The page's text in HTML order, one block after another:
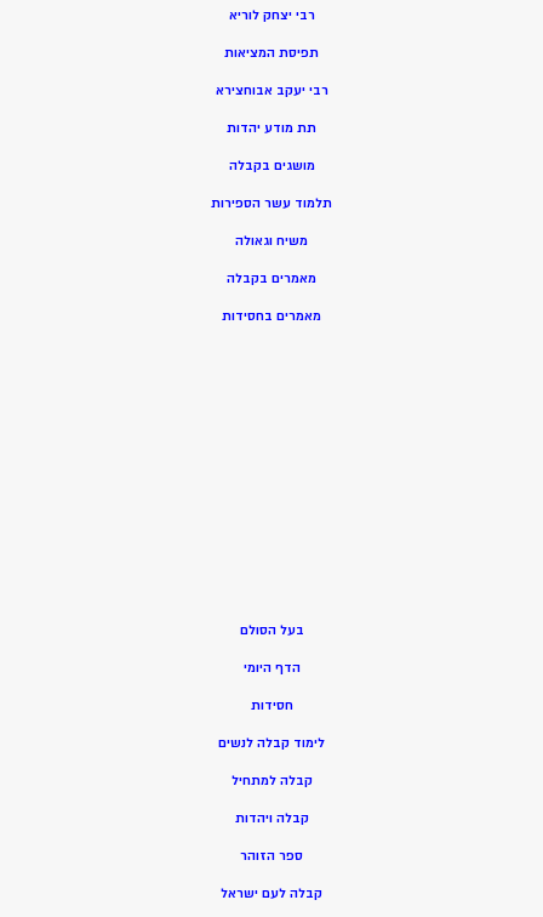
רבי יצחק לוריא
תפיסת המציאות
רבי יעקב אבוחצירא
תת מודע יהדות
מושגים בקבלה
תלמוד עשר הספירות
משיח וגאולה
מאמרים בקבלה
מאמרים בחסידות
בעל הסולם
הדף היומי
חסידות
לימוד קבלה לנשים
קבלה למתחיל
קבלה ויהדות
ספר הזוהר
קבלה לעם ישראל